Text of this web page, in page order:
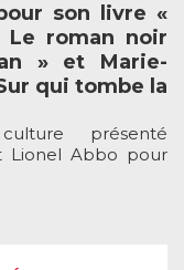
son livre «
Le roman noir
» et Marie-
qui tombe la
présenté
Lionel Abbo pour